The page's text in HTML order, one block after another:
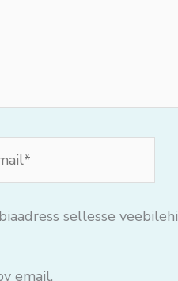
sellesse
email.